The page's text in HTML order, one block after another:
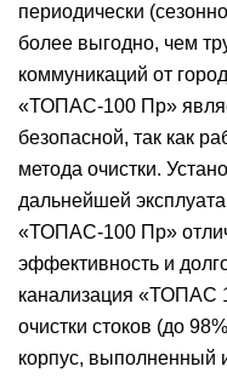
периодически
более выгодно, чем
коммуникаций от
«ТОПАС-100 Пр»
безопасной, так как
метода очистки.
дальнейшей
«ТОПАС-100 Пр»
эффективность и
канализация «ТОПАС
очистки стоков (до
корпус, выполненный